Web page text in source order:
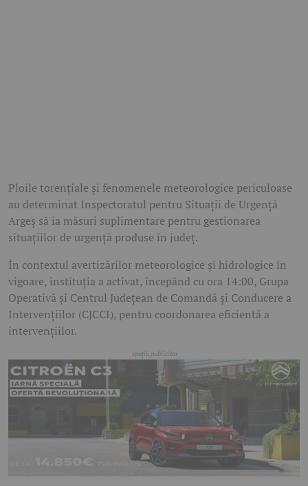
Ploile torențiale și fenomenele meteorologice periculoase
au determinat Inspectoratul pentru Situații de Urgență
Argeș să ia măsuri suplimentare pentru gestionarea
situațiilor de urgență produse în județ.
În contextul avertizărilor meteorologice și hidrologice în
vigoare, instituția a activat, începând cu ora 14:00, Grupa
Operativă și Centrul Județean de Comandă și Conducere a
Intervențiilor (CJCCI), pentru coordonarea eficientă a
intervențiilor.